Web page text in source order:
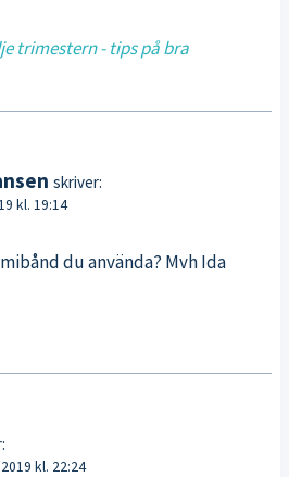
trimestern - tips på bra
skriver:
kl. 19:14
du använda? Mvh Ida
kl. 22:24